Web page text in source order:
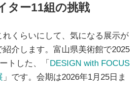
ター11組の挑戦
れくらいにして、気になる展示が
介します。富山県美術館で2025
トした、「 DESIGN with FOCUS
」です。会期は2026年1月25日ま